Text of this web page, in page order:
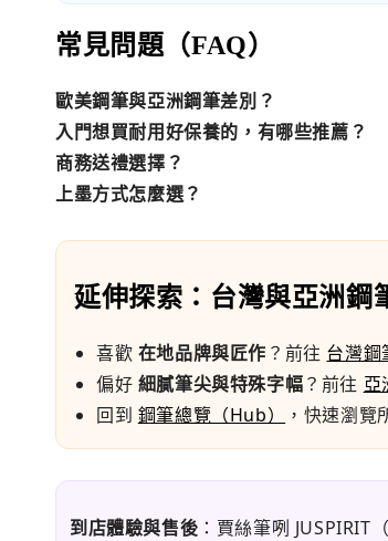
常見問題（FAQ）
歐美鋼筆與亞洲鋼筆差別？
入門想買耐用好保養的，有哪些推薦？
商務送禮選擇？
上墨方式怎麼選？
延伸探索：台灣與亞洲鋼
喜歡 在地品牌與匠作 ？前往 台灣鋼
偏好 細膩筆尖與特殊字幅？前往 亞
回到 鋼筆總覽（Hub） ，快速瀏覽
到店體驗與售後 ：賈絲筆咧